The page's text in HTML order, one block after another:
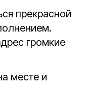
прекрасной
громкие
месте и